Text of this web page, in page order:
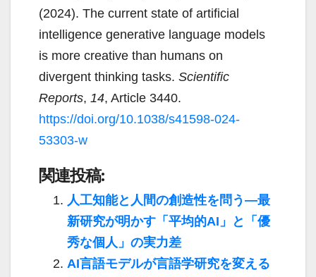
(2024). The current state of artificial
intelligence generative language models
is more creative than humans on
divergent thinking tasks. Scientific
Reports, 14, Article 3440.
https://doi.org/10.1038/s41598-024-
53303-w
関連投稿:
人工知能と人間の創造性を問う―最
新研究が明かす「平均的AI」と「優
秀な個人」の実力差
AI言語モデルが言語学研究を変える